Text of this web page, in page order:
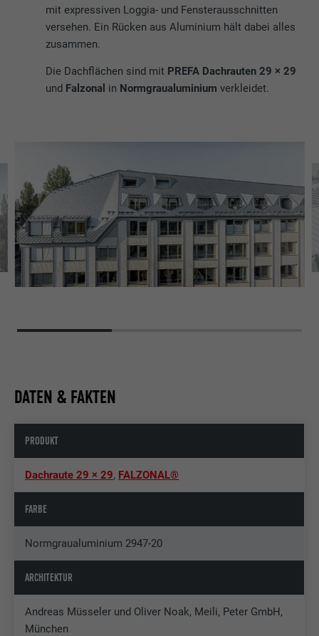
mit expressiven Loggia- und Fensterausschnitten
versehen. Ein Rücken aus Aluminium hält dabei alles
zusammen.
Die Dachflächen sind mit PREFA Dachrauten 29 × 29
und Falzonal in Normgraualuminiumverkleidet.
DATEN & FAKTEN
PRODUKT
Dachraute 29 × 29, FALZONAL®
FARBE
Normgraualuminium 2947-20
ARCHITEKTUR
Andreas Müsseler und Oliver Noak, Meili, Peter GmbH,
München